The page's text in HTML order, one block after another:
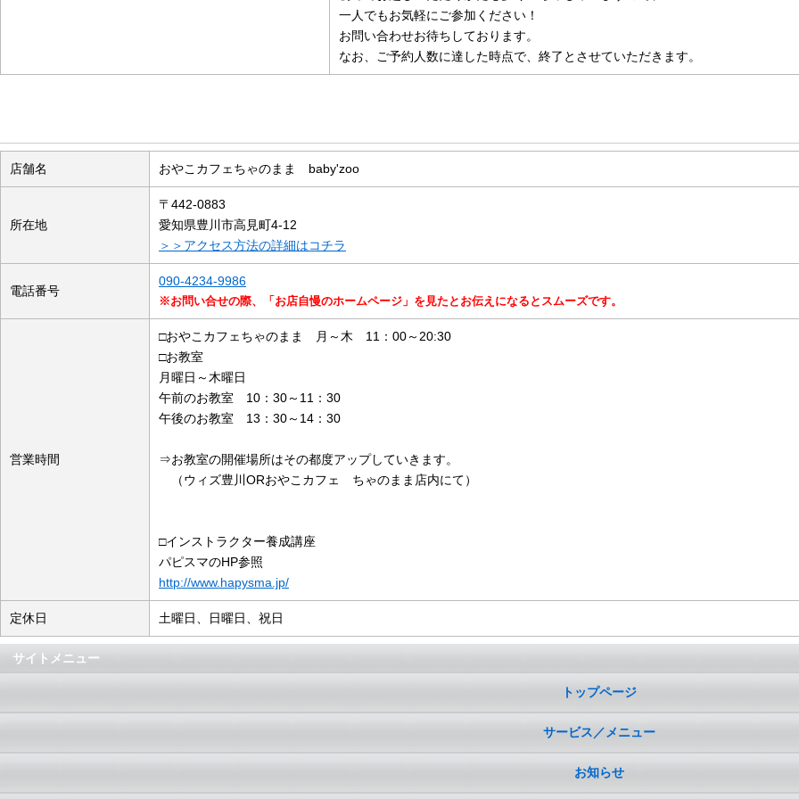
一人でもお気軽にご参加ください！
お問い合わせお待ちしております。
なお、ご予約人数に達した時点で、終了とさせていただきます。
店舗名 おやこカフェちゃのまま baby'zoo
所在地
〒442-0883
愛知県豊川市高見町4-12
＞＞アクセス方法の詳細はコチラ
電話番号
090-4234-9986
※お問い合せの際、「お店自慢のホームページ」を見たとお伝えになるとスムーズです。
営業時間
□おやこカフェちゃのまま 月～木 11：00～20:30
□お教室
月曜日～木曜日
午前のお教室 10：30～11：30
午後のお教室 13：30～14：30
⇒お教室の開催場所はその都度アップしていきます。
（ウィズ豊川ORおやこカフェ ちゃのまま店内にて）
□インストラクター養成講座
パピスマのHP参照
http://www.hapysma.jp/
定休日 土曜日、日曜日、祝日
サイトメニュー
トップページ
サービス／メニュー
お知らせ